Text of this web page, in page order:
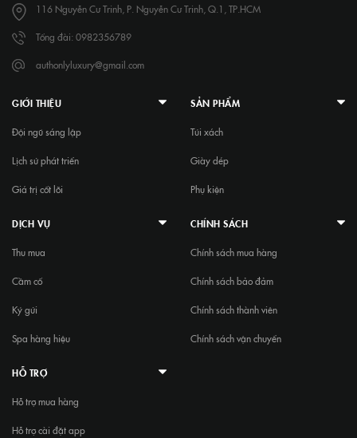
116 Nguyễn Cư Trinh, P. Nguyễn Cư Trinh, Q.1, TP.HCM
Tổng đài: 0982356789
authonlyluxury@gmail.com
GIỚI THIỆU
Đội ngũ sáng lập
Lịch sử phát triển
Giá trị cốt lõi
SẢN PHẨM
Túi xách
Giày dép
Phụ kiện
DỊCH VỤ
Thu mua
Cầm cố
Ký gửi
Spa hàng hiệu
CHÍNH SÁCH
Chính sách mua hàng
Chính sách bảo đảm
Chính sách thành viên
Chính sách vận chuyển
HỖ TRỢ
Hỗ trợ mua hàng
Hỗ trợ cài đặt app